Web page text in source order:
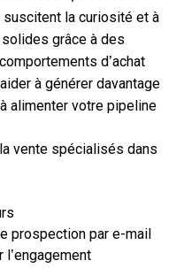
suscitent la curiosité et à
grâce à des
d’achat
à générer davantage
alimenter votre pipeline
vente spécialisés dans
prospection par e-mail